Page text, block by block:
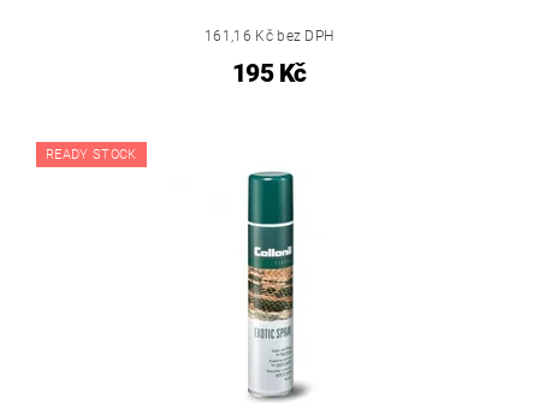
161,16 Kč bez DPH
195 Kč
READY STOCK